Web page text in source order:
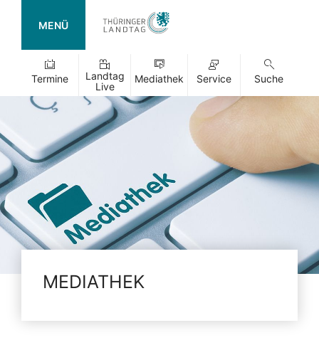
MENÜ
Termine
Landtag
Live
Mediathek Service Suche
MEDIATHEK